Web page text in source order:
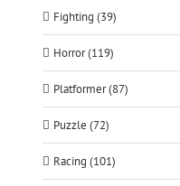
Fighting (39)
Horror (119)
Platformer (87)
Puzzle (72)
Racing (101)